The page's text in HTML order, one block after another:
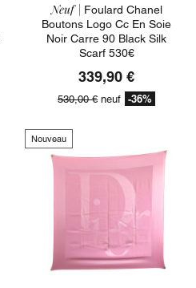
Neuf | Foulard Chanel
Boutons Logo Cc En Soie
Noir Carre 90 Black Silk
Scarf 530€
339,90 €
530,00 € neuf -36%
Nouveau